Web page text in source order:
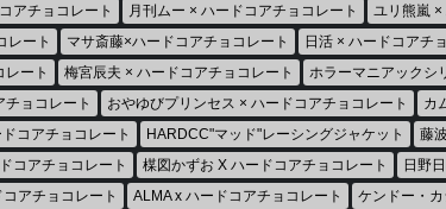
アチョコレート 月刊ムー × ハードコアチョコレート
ユリ熊嵐
レート
マサ斎藤×ハードコアチョコレート
日活 × ハードコアチ
ート
梅宮辰夫 × ハードコアチョコレート
ホラーマニアックシ
ョコレート おやゆびプリンセス × ハードコアチョコレート
カ
コアチョコレート HARDCC"マッド"レーシングジャケット
藤
コアチョコレート 楳図かずお X ハードコアチョコレート
日野
アチョコレート ALMA x ハードコアチョコレート ケンドー・